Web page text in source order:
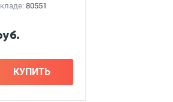
80551
КУПИТЬ